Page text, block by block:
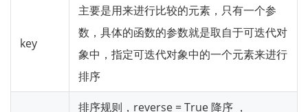
key
主要是用来进行比较的元素，只有一个参
数，具体的函数的参数就是取自于可迭代对
象中，指定可迭代对象中的一个元素来进行
排序
排序规则，reverse = True 降序 ，